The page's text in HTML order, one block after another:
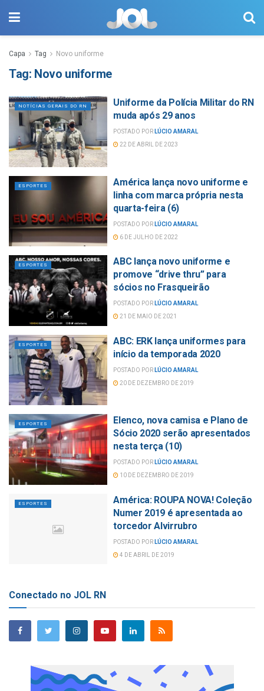
Capa Tag Novo uniforme
Tag: Novo uniforme
NOTÍCIAS GERAIS DO RN
Uniforme da Polícia Militar do RN
muda após 29 anos
POSTADO POR LÚCIO AMARAL
22 DE ABRIL DE 2023
ESPORTES
América lança novo uniforme e
linha com marca própria nesta
quarta-feira (6)
POSTADO POR LÚCIO AMARAL
6 DE JULHO DE 2022
ESPORTES
ABC lança novo uniforme e
promove “drive thru” para
sócios no Frasqueirão
POSTADO POR LÚCIO AMARAL
21 DE MAIO DE 2021
ESPORTES
ABC: ERK lança uniformes para
início da temporada 2020
POSTADO POR LÚCIO AMARAL
20 DE DEZEMBRO DE 2019
ESPORTES
Elenco, nova camisa e Plano de
Sócio 2020 serão apresentados
nesta terça (10)
POSTADO POR LÚCIO AMARAL
10 DE DEZEMBRO DE 2019
ESPORTES
América: ROUPA NOVA! Coleção
Numer 2019 é apresentada ao
torcedor Alvirrubro
POSTADO POR LÚCIO AMARAL
4 DE ABRIL DE 2019
Conectado no JOL RN